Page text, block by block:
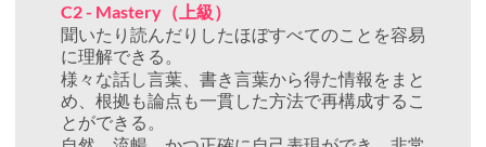
C2 - Mastery （上級）
聞いたり読んだりしたほぼすべてのことを容易
に理解できる。
様々な話し言葉、書き言葉から得た情報をまと
め、根拠も論点も一貫した方法で再構成するこ
とができる。